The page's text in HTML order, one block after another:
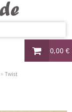
0,00 €
» Twist